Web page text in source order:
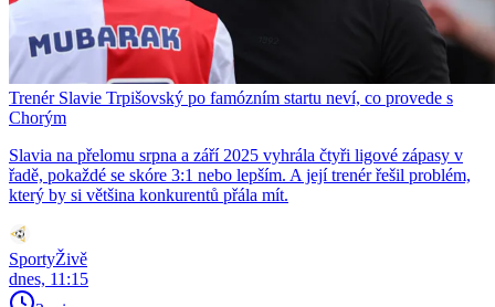
Trenér Slavie Trpišovský po famózním startu neví, co provede s
Chorým
Slavia na přelomu srpna a září 2025 vyhrála čtyři ligové zápasy v
řadě, pokaždé se skóre 3:1 nebo lepším. A její trenér řešil problém,
který by si většina konkurentů přála mít.
SportyŽivě
dnes, 11:15